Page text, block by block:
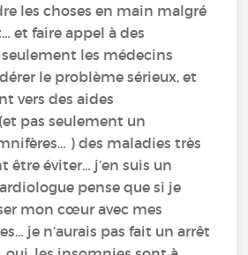
les choses en main malgré
et faire appel à des
les médecins
le problème sérieux, et
vers des aides
pas seulement un
) des maladies très
être éviter… j’en suis un
pense que si je
mon cœur avec mes
je n’aurais pas fait un arrêt